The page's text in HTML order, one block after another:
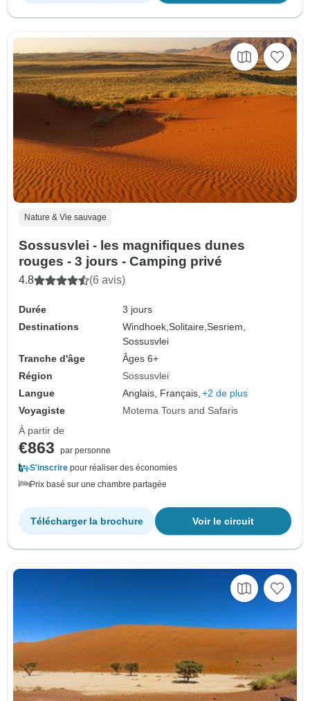
Nature & Vie sauvage
Sossusvlei - les magnifiques dunes
rouges - 3 jours - Camping privé
4.8 (6 avis)
Durée
3 jours
Destinations
Windhoek,Solitaire,Sesriem,
Sossusvlei
Tranche d'âge
Âges 6+
Région
Sossusvlei
Langue
Anglais, Français, +2 de plus
Voyagiste
Motema Tours and Safaris
À partir de
€863
par personne
S'inscrire pour réaliser des économies
Prix basé sur une chambre partagée
Voir le circuit
Télécharger la brochure